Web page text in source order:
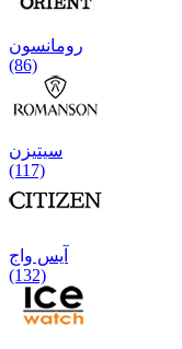
رومانسون
(86)
سیتیزن
(117)
آیس واج
(132)